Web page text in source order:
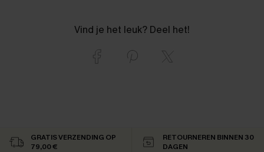
Vind je het leuk? Deel het!
GRATIS VERZENDING OP
79,00 €
RETOURNEREN BINNEN 30
DAGEN